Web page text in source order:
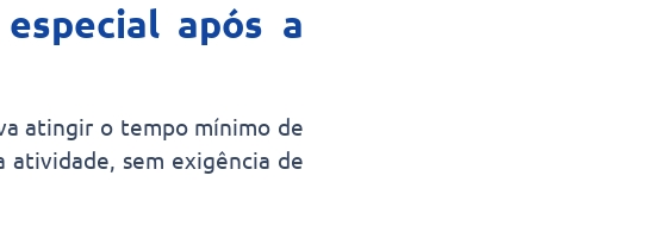
após a
atingir o tempo mínimo de
atividade, sem exigência de